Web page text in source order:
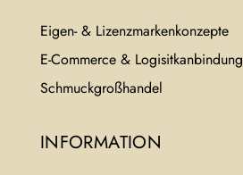
Eigen- & Lizenzmarkenkonzepte
E-Commerce & Logisitkanbindung
Schmuckgroßhandel
INFORMATION